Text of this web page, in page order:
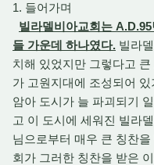
1. 들어가며
빌라델비아교회는
들 가운데 하나였다. 빌라
치해 있었지만 그렇다고
가 고원지대에 조성되어
암아 도시가 늘 파괴되기
고 이 도시에 세워진 빌라
님으로부터 매우 큰 칭찬
회가 그러한 칭찬을 받은